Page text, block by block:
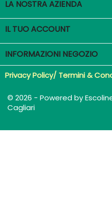
LA NOSTRA AZIENDA
IL TUO ACCOUNT
INFORMAZIONI NEGOZIO
Privacy Policy/ Termini &
© 2026 - Powered by
Cagliari